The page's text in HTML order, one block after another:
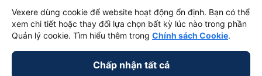
Vexere dùng cookie để website hoạt động ổn định. Bạn có thể
xem chi tiết hoặc thay đổi lựa chọn bất kỳ lúc nào trong phần
Quản lý cookie. Tìm hiểu thêm trong Chính sách Cookie.
Chấp nhận tất cả